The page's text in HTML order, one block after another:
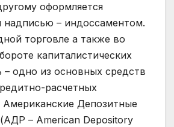
оформляется
надписью – индоссаментом.
торговле а также во
капиталистических
– одно из основных средств
расчетных
Депозитные
– American Depository